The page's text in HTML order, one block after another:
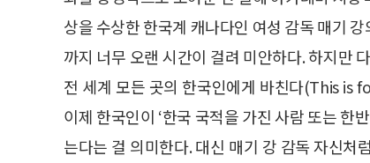
상을 수상한 한국계 캐나다인 여성 감독 매기
까지 너무 오랜 시간이 걸려 미안하다. 하지만
전 세계 모든 곳의 한국인에게 바친다(This
이제 한국인이 ‘한국 국적을 가진 사람 또는 한
는다는 걸 의미한다. 대신 매기 강 감독 자신처